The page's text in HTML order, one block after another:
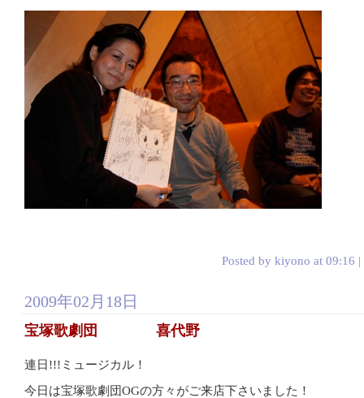
Posted by kiyono at 09:16 |
2009年02月18日
宝塚歌劇団 喜代野
連日!!!ミュージカル！
今日は宝塚歌劇団OGの方々がご来店下さいました！